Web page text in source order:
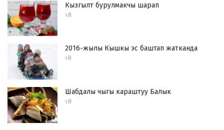
Кызгылт бурулмакчы шарап
ҮЙ
2016-жылы Кышкы эс баштап жатканда
ҮЙ
Шабдалы чыгы караштуу Балык
ҮЙ